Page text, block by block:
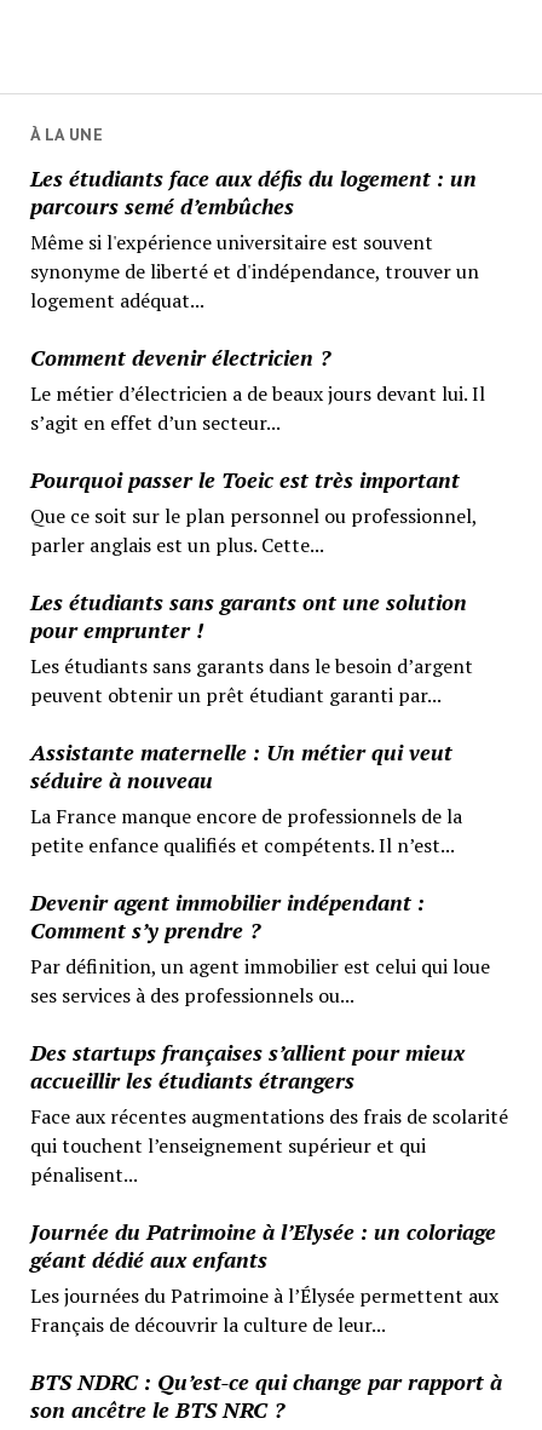
À LA UNE
Les étudiants face aux défis du logement : un
parcours semé d’embûches
Même si l'expérience universitaire est souvent
synonyme de liberté et d'indépendance, trouver un
logement adéquat...
Comment devenir électricien ?
Le métier d’électricien a de beaux jours devant lui. Il
s’agit en effet d’un secteur...
Pourquoi passer le Toeic est très important
Que ce soit sur le plan personnel ou professionnel,
parler anglais est un plus. Cette...
Les étudiants sans garants ont une solution
pour emprunter !
Les étudiants sans garants dans le besoin d’argent
peuvent obtenir un prêt étudiant garanti par...
Assistante maternelle : Un métier qui veut
séduire à nouveau
La France manque encore de professionnels de la
petite enfance qualifiés et compétents. Il n’est...
Devenir agent immobilier indépendant :
Comment s’y prendre ?
Par définition, un agent immobilier est celui qui loue
ses services à des professionnels ou...
Des startups françaises s’allient pour mieux
accueillir les étudiants étrangers
Face aux récentes augmentations des frais de scolarité
qui touchent l’enseignement supérieur et qui
pénalisent...
Journée du Patrimoine à l’Elysée : un coloriage
géant dédié aux enfants
Les journées du Patrimoine à l’Élysée permettent aux
Français de découvrir la culture de leur...
BTS NDRC : Qu’est-ce qui change par rapport à
son ancêtre le BTS NRC ?